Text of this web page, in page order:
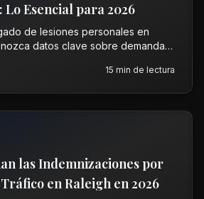
Esencial para 2026
de lesiones personales en
datos clave sobre demandas
15 min de lectura
las Indemnizaciones por
en Raleigh en 2026